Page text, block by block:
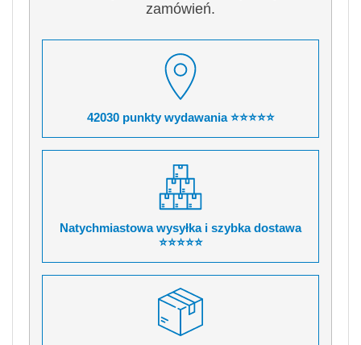
zamówień.
42030 punkty wydawania ⭐⭐⭐⭐⭐
Natychmiastowa wysyłka i szybka dostawa
⭐⭐⭐⭐⭐